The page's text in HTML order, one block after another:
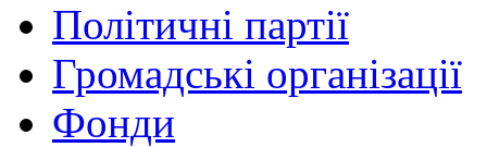
Політичні партії
Громадські організації
Фонди